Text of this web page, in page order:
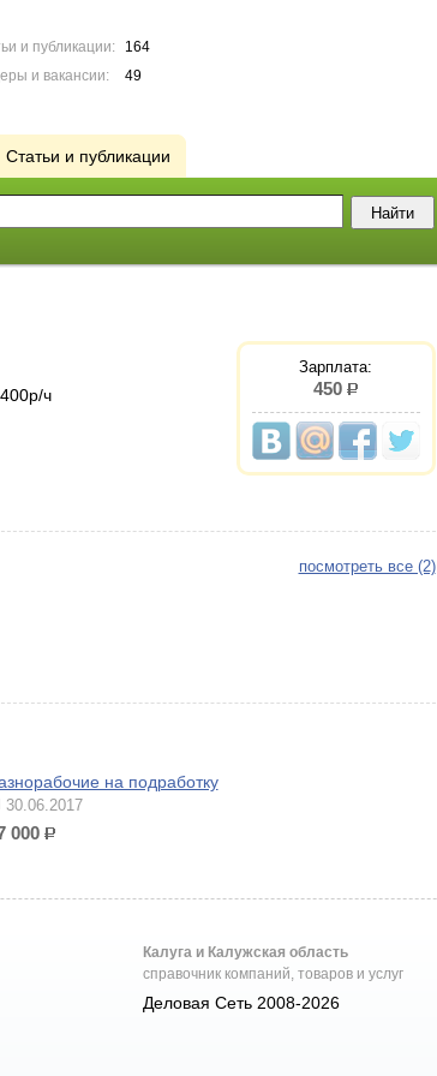
и публикации:
164
и вакансии:
49
Статьи и публикации
Зарплата:
450 р.
ч
посмотреть все (2)
на подработку
30.06.2017
000 р.
Калуга и Калужская область
справочник компаний, товаров и услуг
Деловая Сеть 2008-2026